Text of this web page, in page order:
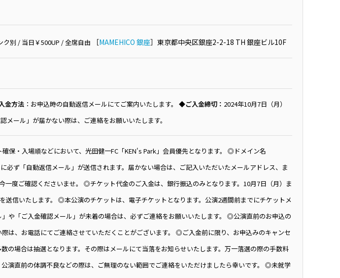
ク別 / 当日￥500UP / 全席自由 ［MAMEHICO 銀座］東京都中央区銀座2-2-18 TH 銀座ビル10F
金方法：お申込時の自動返信メールにてご案内いたします。 ◆ご入金締切： 2024年10月7日（月）
ール」が届かない際は、ご連絡をお願いいたします。
保・入場順などにおいて、光田健一FC「KEN's Park」会員優先となります。 ◎ドメイン名
ず「自動返信メール」が送信されます。届かない場合は、ご記入いただいたメールアドレス、ま
度ご確認くださいませ。 ◎チケット代金のご入金は、銀行振込のみとなります。10月7日（月）ま
信いたします。 ◎本公演のチケットは、電子チケットとなります。公演2週間前までにチケットメ
「ご入金確認メール」が未着の場合は、必ずご連絡をお願いいたします。 ◎公演直前のお申込の
、お電話にてご連絡させていただくことがございます。 ◎ご入金前に限り、お申込みのキャンセ
場合は抽選となります。その際はメールにて当落をお知らせいたします。万一落選の際の手数料
直前の体調不良などの際は、ご無理のない範囲でご連絡をいただけましたら幸いです。 ◎未就学